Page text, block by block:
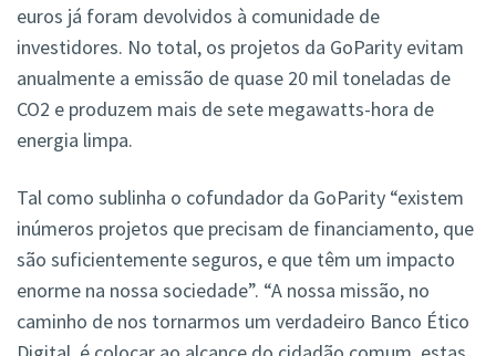
euros já foram devolvidos à comunidade de
investidores. No total, os projetos da GoParity evitam
anualmente a emissão de quase 20 mil toneladas de
CO2 e produzem mais de sete megawatts-hora de
energia limpa.
Tal como sublinha o cofundador da GoParity “existem
inúmeros projetos que precisam de financiamento, que
são suficientemente seguros, e que têm um impacto
enorme na nossa sociedade”. “A nossa missão, no
caminho de nos tornarmos um verdadeiro Banco Ético